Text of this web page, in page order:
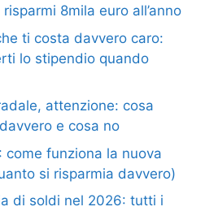
8mila euro all’anno
ti costa davvero caro:
lo stipendio quando
attenzione: cosa
e cosa no
come funziona la nuova
si risparmia davvero)
di soldi nel 2026: tutti i